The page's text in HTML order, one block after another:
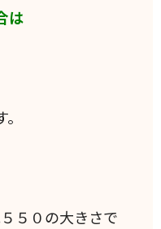
は
５０の大きさで